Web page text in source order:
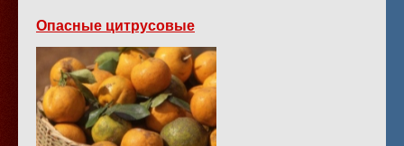
Опасные цитрусовые